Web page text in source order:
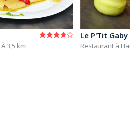
À 3,5 km
Le P'Tit Gaby
Restaurant à